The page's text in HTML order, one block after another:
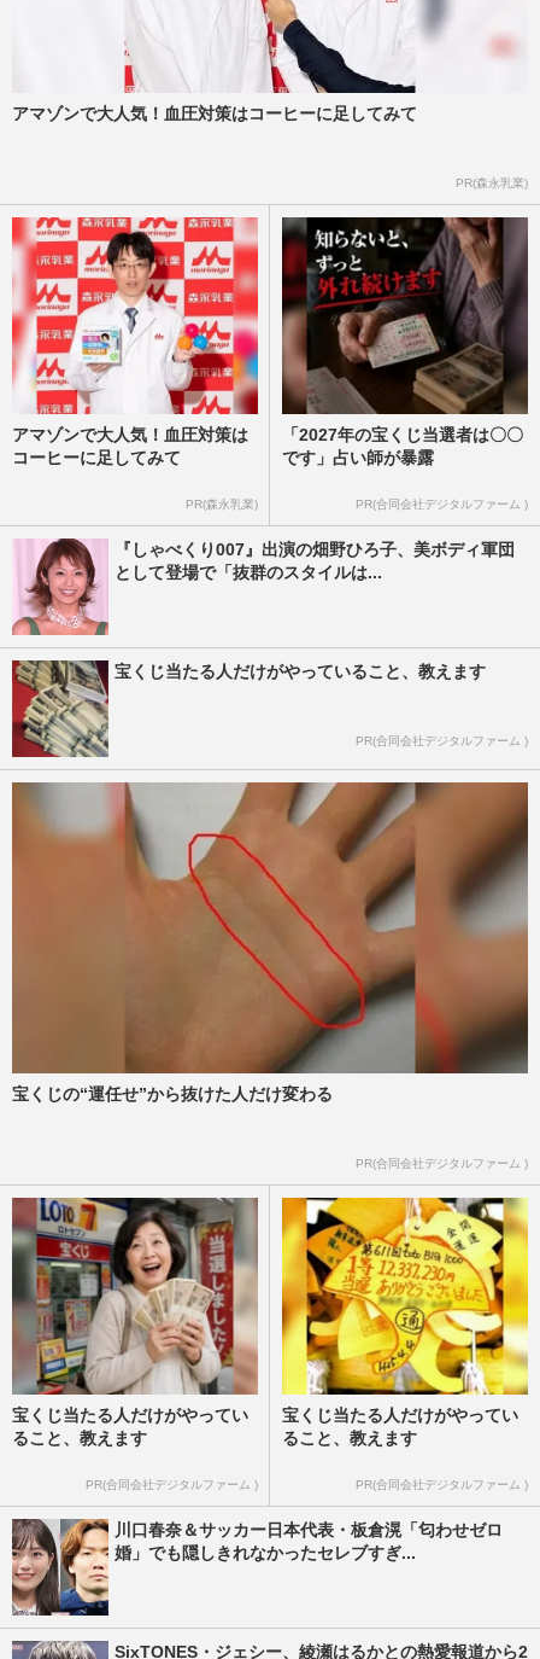
アマゾンで大人気！血圧対策はコーヒーに足してみて
PR(森永乳業)
アマゾンで大人気！血圧対策は
コーヒーに足してみて
PR(森永乳業)
「2027年の宝くじ当選者は〇〇
です」占い師が暴露
PR(合同会社デジタルファーム )
『しゃべくり007』出演の畑野ひろ子、美ボディ軍団
として登場で「抜群のスタイルは...
宝くじ当たる人だけがやっていること、教えます
PR(合同会社デジタルファーム )
宝くじの“運任せ”から抜けた人だけ変わる
PR(合同会社デジタルファーム )
宝くじ当たる人だけがやってい
ること、教えます
PR(合同会社デジタルファーム )
宝くじ当たる人だけがやってい
ること、教えます
PR(合同会社デジタルファーム )
川口春奈＆サッカー日本代表・板倉滉「匂わせゼロ
婚」でも隠しきれなかったセレブすぎ...
SixTONES・ジェシー、綾瀬はるかとの熱愛報道から2